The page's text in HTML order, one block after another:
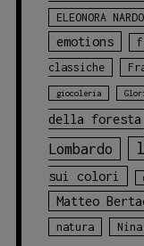
ELEONORA NARDO
emotions
classiche
giocoleria
della foresta
Lombardo
sui colori
Matteo
natura